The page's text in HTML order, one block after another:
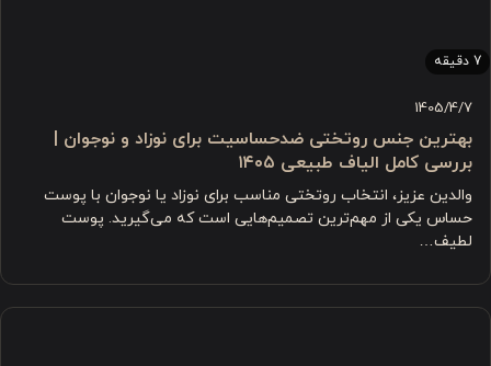
7 دقیقه
1405/4/7
بهترین جنس روتختی ضدحساسیت برای نوزاد و نوجوان |
بررسی کامل الیاف طبیعی ۱۴۰۵
والدین عزیز، انتخاب روتختی مناسب برای نوزاد یا نوجوان با پوست
حساس یکی از مهم‌ترین تصمیم‌هایی است که می‌گیرید. پوست
لطیف…